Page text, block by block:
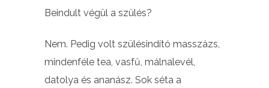
Beindult végül a szülés?
Nem. Pedig volt szülésindító masszázs,
mindenféle tea, vasfű, málnalevél,
datolya és ananász. Sok séta a